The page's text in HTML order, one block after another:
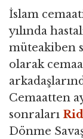
İslam
yılında
müteakiben
olarak
Cemaatten
sonraları
Dönme